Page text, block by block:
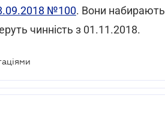
№100. Вони набирають
чинність з 01.11.2018.